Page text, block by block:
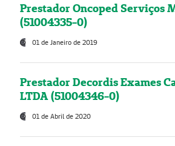
Prestador Oncoped Serviços
(51004335-0)
01 de Janeiro de 2019
Prestador Decordis Exames
LTDA (51004346-0)
01 de Abril de 2020